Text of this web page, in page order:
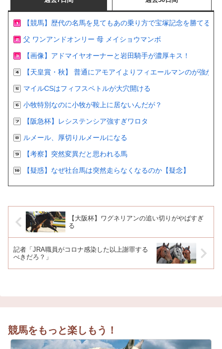
【競馬】歴代の名馬を見てもあの乗り方で宝塚記念を勝てる
父 ワンアンドオンリー 母 メイショウマンボ
【画像】アドマイヤオーナーと岩田騎手が濃厚キス！
【天皇賞・秋】 普通にアモアイよりフィエールマンのが強かっ
マイルCSはフィフスペトルが大穴開ける
小牧特別なのに小牧が鞍上に居ないんだが？
【阪急杯】レシステンシア強すぎワロタ
ルメール、厚切りルメールになる
【考察】突然変異だと思われる馬
【疑惑】なぜ社台馬は突然走らなくなるのか【疑念】
【大阪杯】ワグネリアンの追い切りがやばすぎ
る
記者「JRA職員がコロナ感染した以上謝罪する
べきだろ？」
競馬をもっと楽しもう！